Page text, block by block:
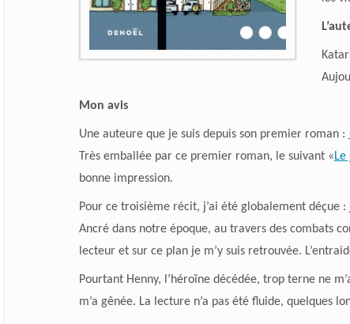
Mon avis
Une auteure que je suis depuis son premier roman :
Très emballée par ce premier roman, le suivant «
bonne impression.
Pour ce troisième récit, j’ai été globalement déçue
Ancré dans notre époque, au travers des combats
lecteur et sur ce plan je m’y suis retrouvée.
Pourtant Henny, l’héroïne décédée, trop terne ne
m’a gênée. La lecture n’a pas été fluide, quelques